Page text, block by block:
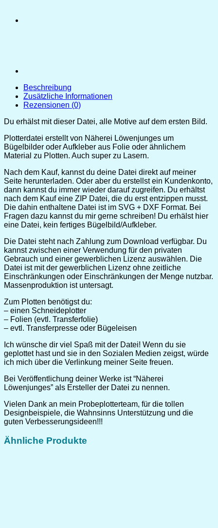
Beschreibung
Zusätzliche Informationen
Rezensionen (0)
Du erhälst mit dieser Datei, alle Motive auf dem ersten Bild.
Plotterdatei erstellt von Näherei Löwenjunges um
Bügelbilder oder Aufkleber aus Folie oder ähnlichem
Material zu Plotten. Auch super zu Lasern.
Nach dem Kauf, kannst du deine Datei direkt auf meiner
Seite herunterladen. Oder aber du erstellst ein Kundenkonto,
dann kannst du immer wieder darauf zugreifen. Du erhältst
nach dem Kauf eine ZIP Datei, die du erst entzippen musst.
Die dahin enthaltene Datei ist im SVG + DXF Format. Bei
Fragen dazu kannst du mir gerne schreiben! Du erhälst hier
eine Datei, kein fertiges Bügelbild/Aufkleber.
Die Datei steht nach Zahlung zum Download verfügbar. Du
kannst zwischen einer Verwendung für den privaten
Gebrauch und einer gewerblichen Lizenz auswählen. Die
Datei ist mit der gewerblichen Lizenz ohne zeitliche
Einschränkungen oder Einschränkungen der Menge nutzbar.
Massenproduktion ist untersagt.
Zum Plotten benötigst du:
– einen Schneideplotter
– Folien (evtl. Transferfolie)
– evtl. Transferpresse oder Bügeleisen
Ich wünsche dir viel Spaß mit der Datei! Wenn du sie
geplottet hast und sie in den Sozialen Medien zeigst, würde
ich mich über die Verlinkung meiner Seite freuen.
Bei Veröffentlichung deiner Werke ist “Näherei
Löwenjunges” als Ersteller der Datei zu nennen.
Vielen Dank an mein Probeplotterteam, für die tollen
Designbeispiele, die Wahnsinns Unterstützung und die
guten Verbesserungsideen!!!
Ähnliche Produkte